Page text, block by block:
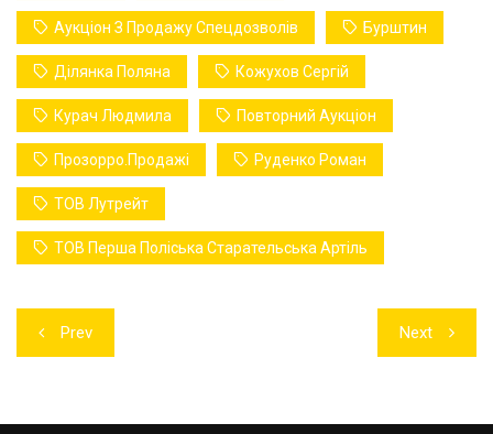
Аукціон З Продажу Спецдозволів Бурштин
Ділянка Поляна Кожухов Сергій
Курач Людмила Повторний Аукціон
Прозорро.Продажі Руденко Роман
ТОВ Лутрейт
ТОВ Перша Поліська Старательська Артіль
Навігація
записів
Prev Next